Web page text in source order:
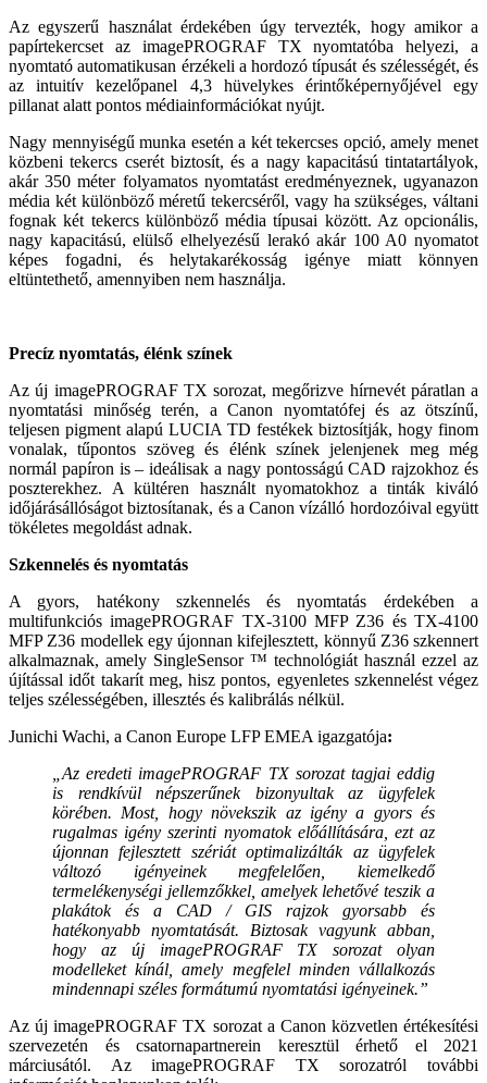
Az egyszerű használat érdekében úgy tervezték, hogy amikor a
papírtekercset az imagePROGRAF TX nyomtatóba helyezi, a
nyomtató automatikusan érzékeli a hordozó típusát és szélességét, és
az intuitív kezelőpanel 4,3 hüvelykes érintőképernyőjével egy
pillanat alatt pontos médiainformációkat nyújt.
Nagy mennyiségű munka esetén a két tekercses opció, amely menet
közbeni tekercs cserét biztosít, és a nagy kapacitású tintatartályok,
akár 350 méter folyamatos nyomtatást eredményeznek, ugyanazon
média két különböző méretű tekercséről, vagy ha szükséges, váltani
fognak két tekercs különböző média típusai között. Az opcionális,
nagy kapacitású, elülső elhelyezésű lerakó akár 100 A0 nyomatot
képes fogadni, és helytakarékosság igénye miatt könnyen
eltüntethető, amennyiben nem használja.
Precíz nyomtatás, élénk színek
Az új imagePROGRAF TX sorozat, megőrizve hírnevét páratlan a
nyomtatási minőség terén, a Canon nyomtatófej és az ötszínű,
teljesen pigment alapú LUCIA TD festékek biztosítják, hogy finom
vonalak, tűpontos szöveg és élénk színek jelenjenek meg még
normál papíron is – ideálisak a nagy pontosságú CAD rajzokhoz és
poszterekhez. A kültéren használt nyomatokhoz a tinták kiváló
időjárásállóságot biztosítanak, és a Canon vízálló hordozóival együtt
tökéletes megoldást adnak.
Szkennelés és nyomtatás
A gyors, hatékony szkennelés és nyomtatás érdekében a
multifunkciós imagePROGRAF TX-3100 MFP Z36 és TX-4100
MFP Z36 modellek egy újonnan kifejlesztett, könnyű Z36 szkennert
alkalmaznak, amely SingleSensor ™ technológiát használ ezzel az
újítással időt takarít meg, hisz pontos, egyenletes szkennelést végez
teljes szélességében, illesztés és kalibrálás nélkül.
Junichi Wachi, a Canon Europe LFP EMEA igazgatója:
„Az eredeti imagePROGRAF TX sorozat tagjai eddig
is rendkívül népszerűnek bizonyultak az ügyfelek
körében. Most, hogy növekszik az igény a gyors és
rugalmas igény szerinti nyomatok előállítására, ezt az
újonnan fejlesztett szériát optimalizálták az ügyfelek
változó igényeinek megfelelően, kiemelkedő
termelékenységi jellemzőkkel, amelyek lehetővé teszik a
plakátok és a CAD / GIS rajzok gyorsabb és
hatékonyabb nyomtatását. Biztosak vagyunk abban,
hogy az új imagePROGRAF TX sorozat olyan
modelleket kínál, amely megfelel minden vállalkozás
mindennapi széles formátumú nyomtatási igényeinek.”
Az új imagePROGRAF TX sorozat a Canon közvetlen értékesítési
szervezetén és csatornapartnerein keresztül érhető el 2021
márciusától. Az imagePROGRAF TX sorozatról további